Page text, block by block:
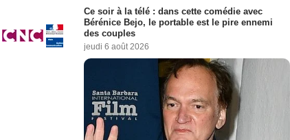
Ce soir à la télé : dans cette comédie avec
Bérénice Bejo, le portable est le pire ennemi
des couples
jeudi 6 août 2026